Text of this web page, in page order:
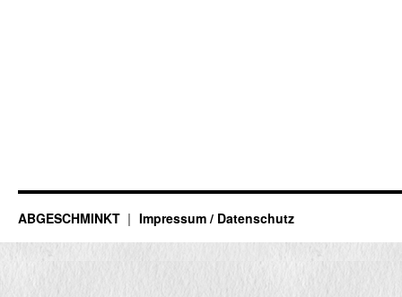
ABGESCHMINKT Impressum / Datenschutz